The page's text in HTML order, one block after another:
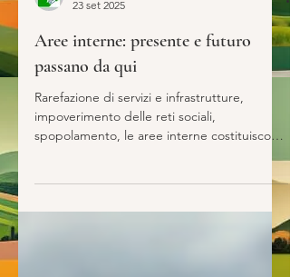
Nuove Ri-generazioni UMBRIA
23 set 2025
Aree interne: presente e futuro
passano da qui
impoverimento delle reti sociali,
spopolamento, le aree interne costituiscono